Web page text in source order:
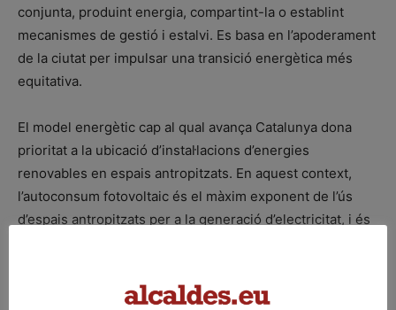
conjunta, produint energia, compartint-la o establint
mecanismes de gestió i estalvi. Es basa en l’apoderament
de la ciutat per impulsar una transició energètica més
equitativa.
El model energètic cap al qual avança Catalunya dona
prioritat a la ubicació d’instal·lacions d’energies
renovables en espais antropitzats. En aquest context,
l’autoconsum fotovoltaic és el màxim exponent de l’ús
d’espais antropitzats per a la generació d’electricitat, i és
desembre 2022), i ja se superen les 60.000 instal·lacions.